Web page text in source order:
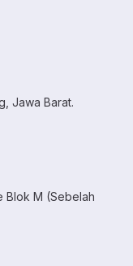
Jawa Barat.
Blok M (Sebelah